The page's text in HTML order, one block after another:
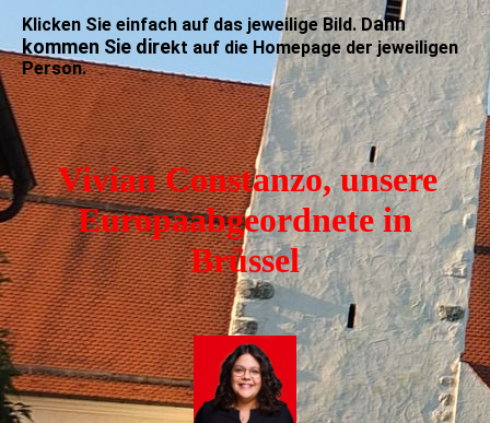
Klicken Sie einfach auf das jeweilige Bild. Dann
kommen Sie direkt auf die Homepage der jeweiligen
Person.
Vivian Constanzo, unsere
Europaabgeordnete in
Brüssel